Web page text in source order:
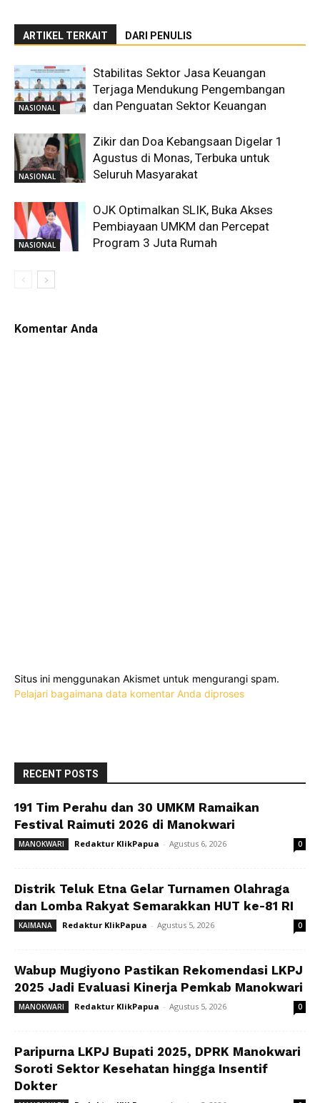
ARTIKEL TERKAIT DARI PENULIS
NASIONAL
Stabilitas Sektor Jasa Keuangan
Terjaga Mendukung Pengembangan
dan Penguatan Sektor Keuangan
NASIONAL
Zikir dan Doa Kebangsaan Digelar 1
Agustus di Monas, Terbuka untuk
Seluruh Masyarakat
NASIONAL
OJK Optimalkan SLIK, Buka Akses
Pembiayaan UMKM dan Percepat
Program 3 Juta Rumah
Komentar Anda
Situs ini menggunakan Akismet untuk mengurangi spam.
Pelajari bagaimana data komentar Anda diproses
RECENT POSTS
191 Tim Perahu dan 30 UMKM Ramaikan
Festival Raimuti 2026 di Manokwari
MANOKWARI Redaktur KlikPapua - Agustus 6, 2026 0
Distrik Teluk Etna Gelar Turnamen Olahraga
dan Lomba Rakyat Semarakkan HUT ke-81 RI
KAIMANA Redaktur KlikPapua - Agustus 5, 2026 0
Wabup Mugiyono Pastikan Rekomendasi LKPJ
2025 Jadi Evaluasi Kinerja Pemkab Manokwari
MANOKWARI Redaktur KlikPapua - Agustus 5, 2026 0
Paripurna LKPJ Bupati 2025, DPRK Manokwari
Soroti Sektor Kesehatan hingga Insentif
Dokter